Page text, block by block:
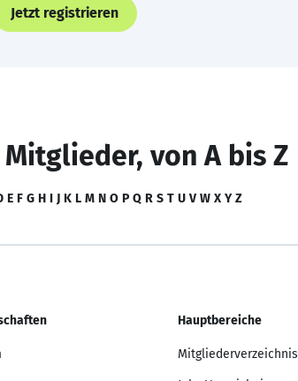
Jetzt registrieren
Mitglieder, von A bis Z
E F G H I J K L M N O P Q R S T U V W X Y Z
Hauptbereiche
Mitgliederverzeichnis